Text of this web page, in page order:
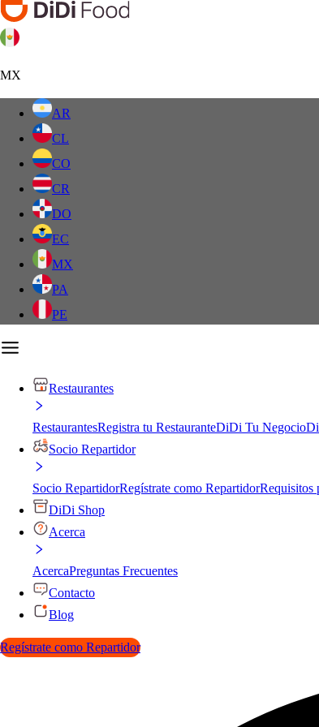
MX
AR
CL
CO
CR
DO
EC
MX
PA
PE
Restaurantes
RestaurantesRegistra tu RestauranteDiDi Tu Negocio
Socio Repartidor
Socio RepartidorRegístrate como RepartidorRequisitos
DiDi Shop
Acerca
AcercaPreguntas Frecuentes
Contacto
Blog
Regístrate como Repartidor